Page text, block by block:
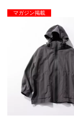
マガジン掲載